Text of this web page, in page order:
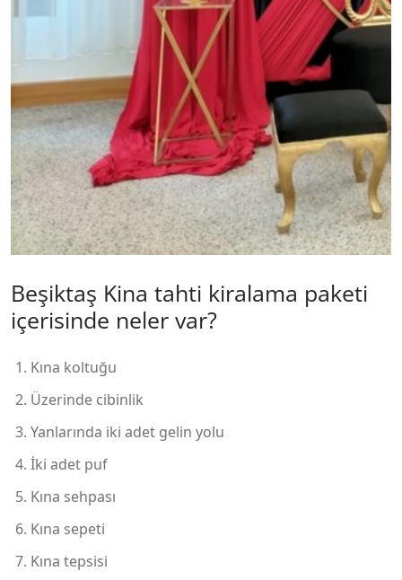
Beşiktaş Kina tahti kiralama paketi
içerisinde neler var?
Kına koltuğu
Üzerinde cibinlik
Yanlarında iki adet gelin yolu
İki adet puf
Kına sehpası
Kına sepeti
Kına tepsisi